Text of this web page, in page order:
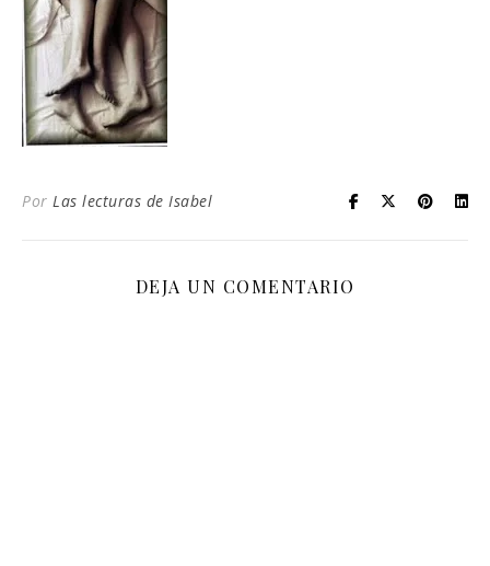
Por Las lecturas de Isabel
DEJA UN COMENTARIO